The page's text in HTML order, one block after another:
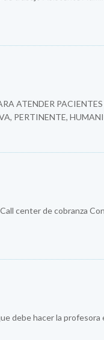
ATENDER
PERTINENTE,
center de cobranza
debe hacer la profesora